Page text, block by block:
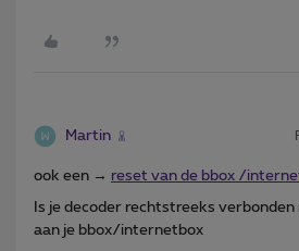
Martin
ook een → reset van de bbox /
Is je decoder rechtstreeks
aan je bbox/internetbox